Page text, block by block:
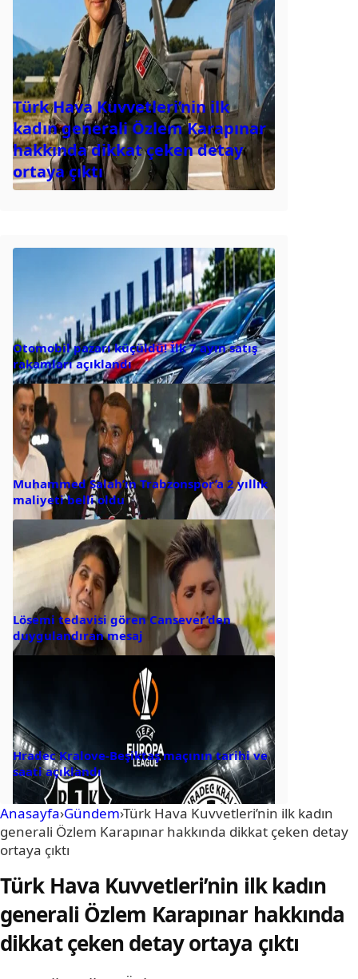
Türk Hava Kuvvetleri’nin ilk
kadın generali Özlem Karapınar
hakkında dikkat çeken detay
ortaya çıktı
Otomobil pazarı küçüldü! İlk 7 ayın satış
rakamları açıklandı
Muhammed Salah’ın Trabzonspor’a 2 yıllık
maliyeti belli oldu
Lösemi tedavisi gören Cansever’den
duygulandıran mesaj
Hradec Kralove-Beşiktaş maçının tarihi ve
saati açıklandı
Anasayfa›Gündem›Türk Hava Kuvvetleri’nin ilk kadın
generali Özlem Karapınar hakkında dikkat çeken detay
ortaya çıktı
Türk Hava Kuvvetleri’nin ilk kadın
generali Özlem Karapınar hakkında
dikkat çeken detay ortaya çıktı